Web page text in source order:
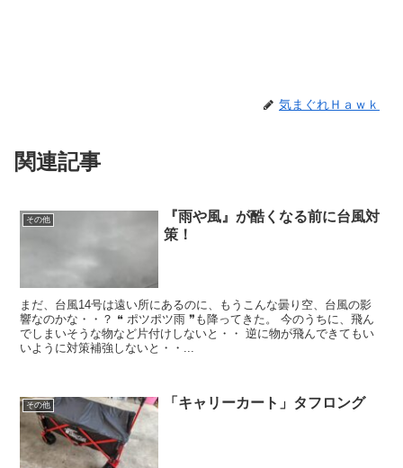
気まぐれＨａｗｋ
関連記事
その他
『雨や風』が酷くなる前に台風対
策！
まだ、台風14号は遠い所にあるのに、もうこんな曇り空、台風の影
響なのかな・・？ ❝ ポツポツ雨 ❞も降ってきた。 今のうちに、飛ん
でしまいそうな物など片付けしないと・・ 逆に物が飛んできてもい
いように対策補強しないと・・...
その他 「キャリーカート」タフロング